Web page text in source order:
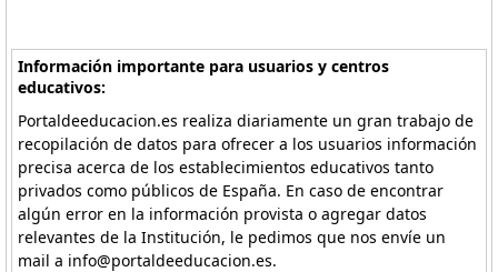
Información importante para usuarios y centros
educativos:
Portaldeeducacion.es realiza diariamente un gran trabajo de
recopilación de datos para ofrecer a los usuarios información
precisa acerca de los establecimientos educativos tanto
privados como públicos de España. En caso de encontrar
algún error en la información provista o agregar datos
relevantes de la Institución, le pedimos que nos envíe un
mail a info@portaldeeducacion.es.